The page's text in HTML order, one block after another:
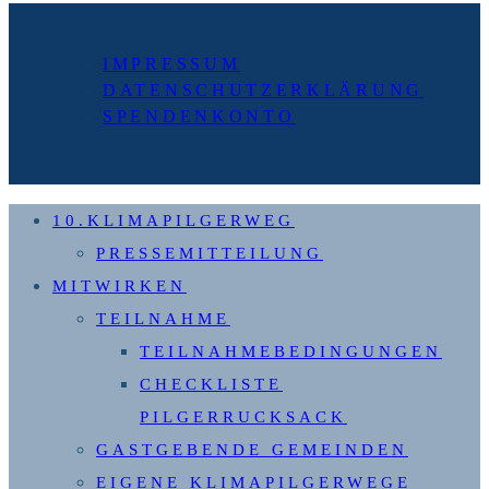
IMPRESSUM
DATENSCHUTZERKLÄRUNG
SPENDENKONTO
10.KLIMAPILGERWEG
PRESSEMITTEILUNG
MITWIRKEN
TEILNAHME
TEILNAHMEBEDINGUNGEN
CHECKLISTE
PILGERRUCKSACK
GASTGEBENDE GEMEINDEN
EIGENE KLIMAPILGERWEGE